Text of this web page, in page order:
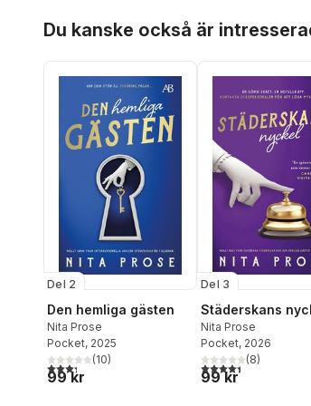
Du kanske också är
Del 2
Den hemliga gästen
Nita Prose
Pocket, 2025
3,3utav 5 stjärnor. Totalt antal röster:
(10)
99 kr
Del 3
Städerskans
Nita Prose
Pocket, 2026
4,4utav 5 stjärnor.
(8)
99 kr